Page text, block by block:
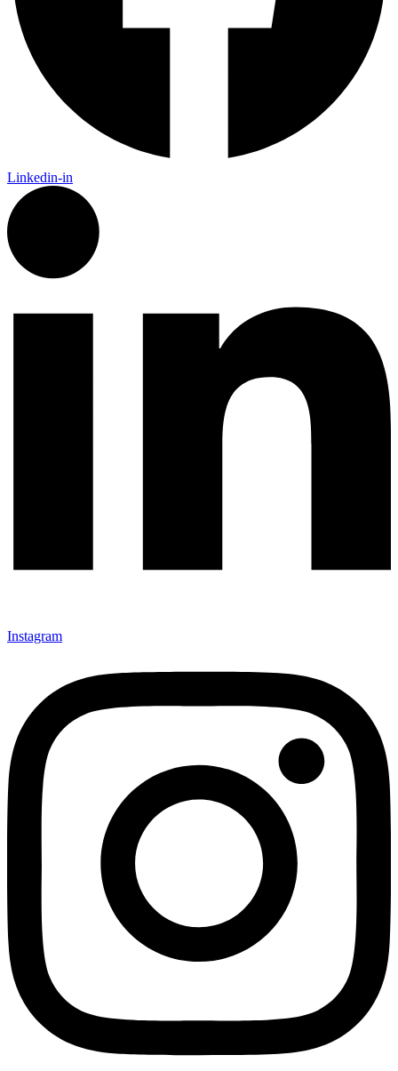
Linkedin-in
Instagram